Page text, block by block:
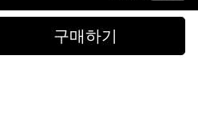
구매하기
보 처리방침사업자 정보다운로드
페이스북